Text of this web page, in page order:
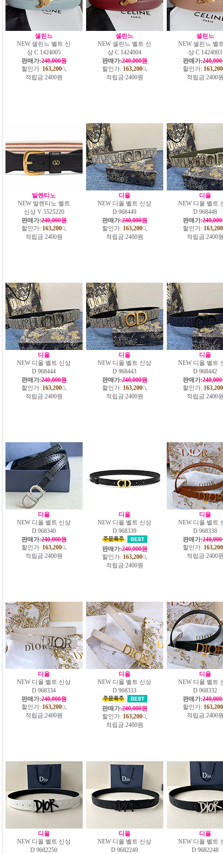
셀린느
NEW 셀린느 벨트 신
상 C 1424005
판매가:240,000원
할인가: 163,200
적립금:2400원
셀린느
NEW 셀린느 벨트 신
상 C 1424004
판매가:240,000원
할인가: 163,200
적립금:2400원
셀린느
NEW 셀린느 벨
상 C 1424003
판매가:
할인가: 163,200
적립금:2400
발렌티노
NEW 발렌티노 벨트
신상 V 5525220
판매가:240,000원
할인가: 163,200
적립금:2400원
디올
NEW 디올 벨트 신상
D 968449
판매가:240,000원
할인가: 163,200
적립금:2400원
디올
NEW 디올 벨트
D 968448
판매가:
할인가: 163,200
적립금:2400
디올
NEW 디올 벨트 신상
D 968444
판매가:240,000원
할인가: 163,200
적립금:2400원
디올
NEW 디올 벨트 신상
D 968443
판매가:240,000원
할인가: 163,200
적립금:2400원
디올
NEW 디올 벨트
D 968442
판매가:
할인가: 163,200
적립금:2400
디올
NEW 디올 벨트 신상
D 968340
판매가:240,000원
할인가: 163,200
적립금:2400원
디올
NEW 디올 벨트 신상
D 968339
판매가:240,000원
할인가: 163,200
적립금:2400원
디올
NEW 디올 벨트
D 968338
판매가:
할인가: 163,200
적립금:2400
디올
NEW 디올 벨트 신상
D 968334
판매가:240,000원
할인가: 163,200
적립금:2400원
디올
NEW 디올 벨트 신상
D 968333
판매가:240,000원
할인가: 163,200
적립금:2400원
디올
NEW 디올 벨트
D 968332
판매가:
할인가: 163,200
적립금:2400
디올
NEW 디올 벨트 신상
D 9682250
디올
NEW 디올 벨트 신상
D 9682249
디올
NEW 디올 벨트
D 9682248